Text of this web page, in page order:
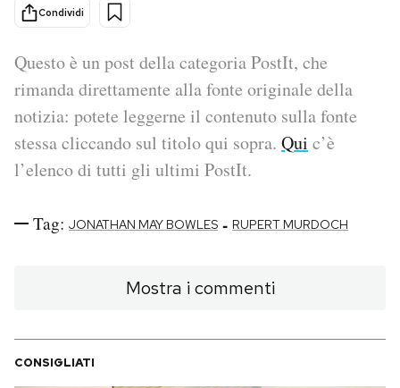
Economia
Sport
Mondiali calcio 2026
PODCAST
CALENDARIO
Condividi
Questo è un post della categoria PostIt, che
rimanda direttamente alla fonte originale della
notizia: potete leggerne il contenuto sulla fonte
stessa cliccando sul titolo qui sopra. Qui c’è
l’elenco di tutti gli ultimi PostIt.
Tag: JONATHAN MAY BOWLES - RUPERT MURDOCH
Mostra i commenti
CONSIGLIATI